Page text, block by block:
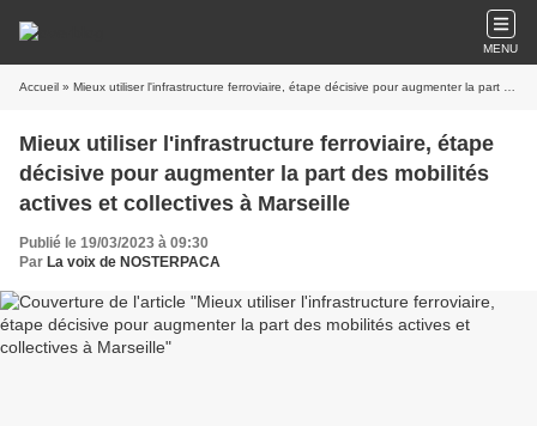
MENU
Accueil » Mieux utiliser l'infrastructure ferroviaire, étape décisive pour augmenter la part des mobilités actives et collectives à Marseille
Mieux utiliser l'infrastructure ferroviaire, étape
décisive pour augmenter la part des mobilités
actives et collectives à Marseille
Publié le 19/03/2023 à 09:30
Par La voix de NOSTERPACA